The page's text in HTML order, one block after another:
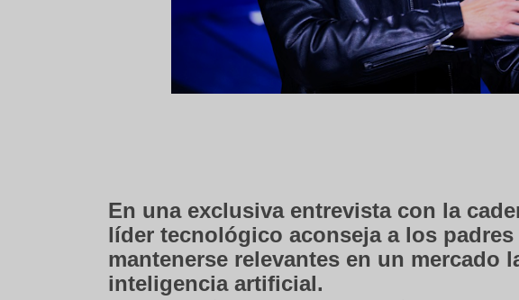
En una exclusiva entrevista con la
líder tecnológico aconseja a los
mantenerse relevantes en un mercado
inteligencia artificial.